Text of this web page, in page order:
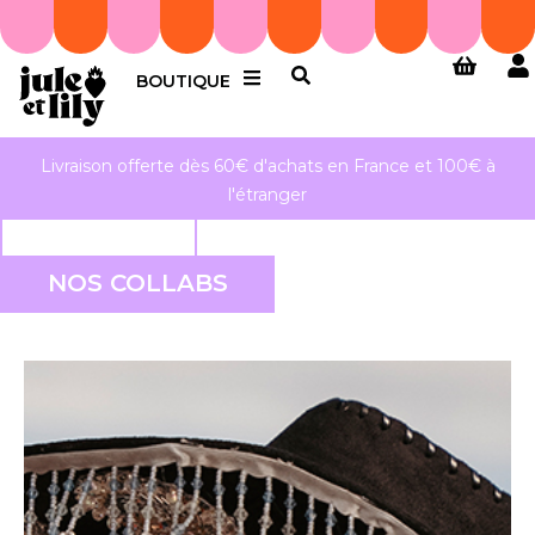
BOUTIQUE
Livraison offerte dès 60€ d'achats en France et 100€ à
l'étranger
NOS COLLABS